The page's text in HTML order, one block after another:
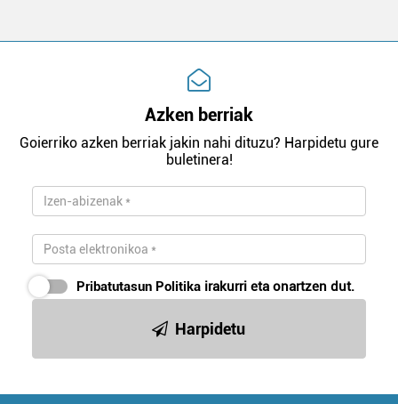
Azken berriak
Goierriko azken berriak jakin nahi dituzu? Harpidetu gure
buletinera!
Pribatutasun Politika irakurri eta onartzen dut.
Harpidetu